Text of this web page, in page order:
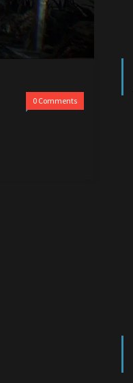
0 Comments